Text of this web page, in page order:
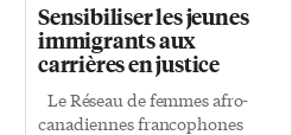
Sensibiliser les jeunes
immigrants aux
carrières en justice
Le Réseau de femmes afro-
canadiennes francophones